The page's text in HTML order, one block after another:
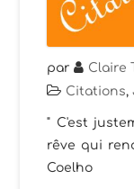
par Claire
Citations,
" C'est
rêve qui
Coelho